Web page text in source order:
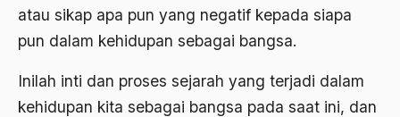
atau sikap apa pun yang negatif kepada siapa
pun dalam kehidupan sebagai bangsa.
Inilah inti dan proses sejarah yang terjadi dalam
kehidupan kita sebagai bangsa pada saat ini, dan
1980
1978
Advisors